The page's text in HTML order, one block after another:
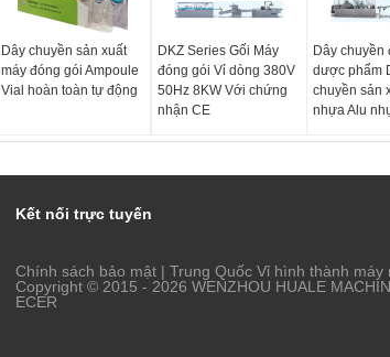
Dây chuyền sản xuất
máy đóng gói Ampoule
Vial hoàn toàn tự động
DKZ Series Gối Máy
đóng gói Vỉ dòng 380V
50Hz 8KW Với chứng
nhận CE
Dây chuyền
dược phẩm
chuyền sản
nhựa Alu
Kết nối trực tuyến
Chính sách bảo mật | Trung Quốc Vỉ hình thành máy
Copyright © 2015 - 2026 WENZHOU HUALE
ECER